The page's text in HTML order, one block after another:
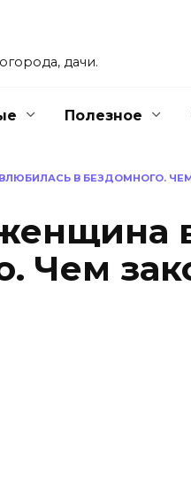
дачи.
Полезное
В БЕЗДОМНОГО.
Чем